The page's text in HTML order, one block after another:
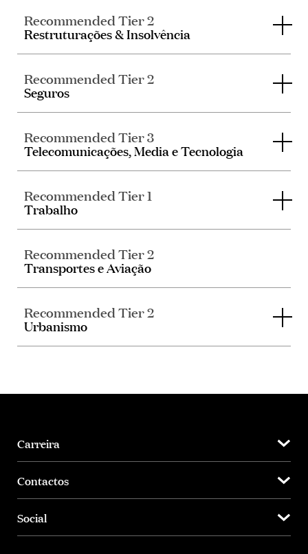
Recommended Tier 2
Restruturações & Insolvência
Recommended Tier 2
Seguros
Recommended Tier 3
Telecomunicações, Media e Tecnologia
Recommended Tier 1
Trabalho
Recommended Tier 2
Transportes e Aviação
Recommended Tier 2
Urbanismo
Carreira
Contactos
Social